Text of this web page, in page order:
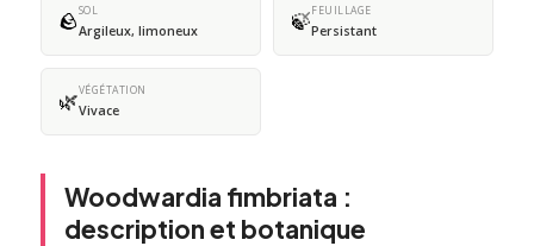
🪨SOL
Argileux, limoneux 🍃FEUILLAGE
Persistant
🌿VÉGÉTATION
Vivace
Woodwardia fimbriata :
description et botanique